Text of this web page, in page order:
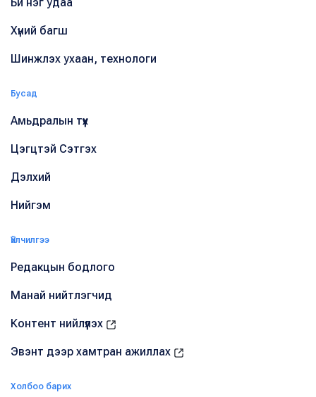
Хүний багш
Шинжлэх ухаан, технологи
Бусад
Амьдралын түүх
Цэгцтэй Сэтгэх
Дэлхий
Нийгэм
Үйлчилгээ
Редакцын бодлого
Манай нийтлэгчид
Контент нийлүүлэх
Эвэнт дээр хамтран ажиллах
Холбоо барих